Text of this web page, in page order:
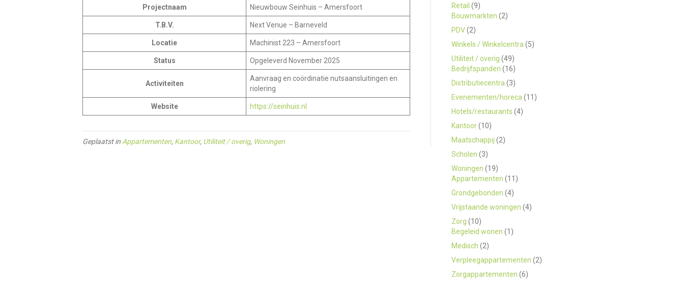
Projectnaam Nieuwbouw Seinhuis – Amersfoort
T.B.V. Next Venue – Barneveld
Locatie Machinist 223 – Amersfoort
Status Opgeleverd November 2025
Activiteiten
Aanvraag en coördinatie nutsaansluitingen en
riolering
Website https://seinhuis.nl
Geplaatst in Appartementen, Kantoor, Utiliteit / overig, Woningen
Retail (9)
Bouwmarkten (2)
PDV(2)
Winkels / Winkelcentra (5)
Utiliteit / overig (49)
Bedrijfspanden (16)
Distributiecentra (3)
Evenementen/horeca (11)
Hotels/restaurants (4)
Kantoor(10)
Maatschappij (2)
Scholen (3)
Woningen (19)
Appartementen (11)
Grondgebonden (4)
Vrijstaande woningen (4)
Zorg (10)
Begeleid wonen (1)
Medisch (2)
Verpleegappartementen (2)
Zorgappartementen (6)